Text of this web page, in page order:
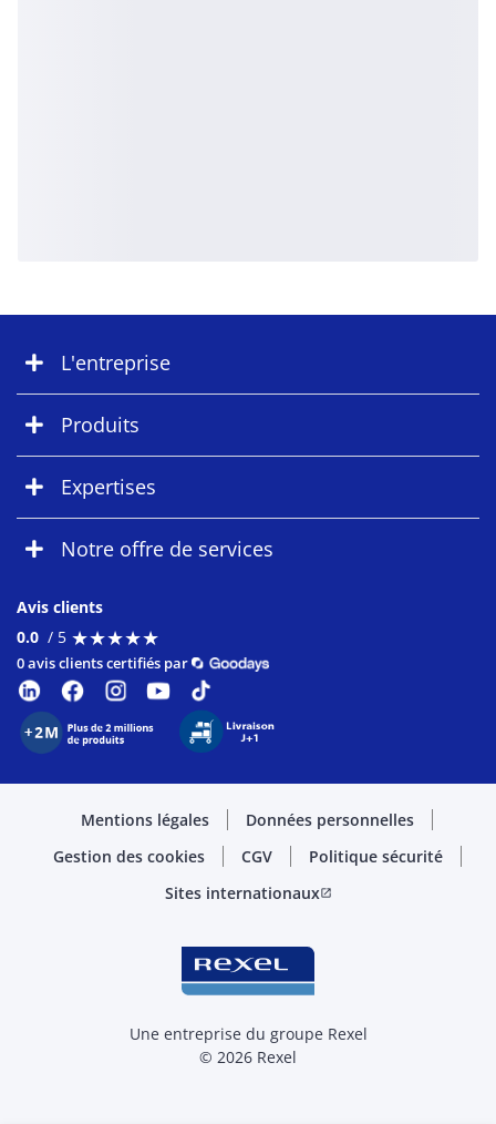
L'entreprise
Produits
Expertises
Notre offre de services
Avis clients
0.0 / 5 ★★★★★
★★★★★
0 avis clients certifiés par
Mentions légales
Données personnelles
Gestion des cookies
CGV
Politique sécurité
Sites internationauxopen_in_new
Une entreprise du groupe Rexel
© 2026 Rexel